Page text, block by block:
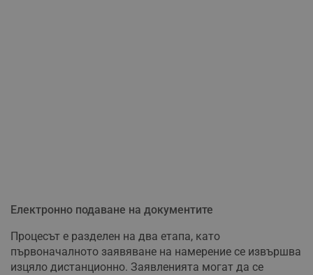
Електронно подаване на документите
Процесът е разделен на два етапа, като
първоначалното заявяване на намерение се извършва
изцяло дистанционно. Заявленията могат да се